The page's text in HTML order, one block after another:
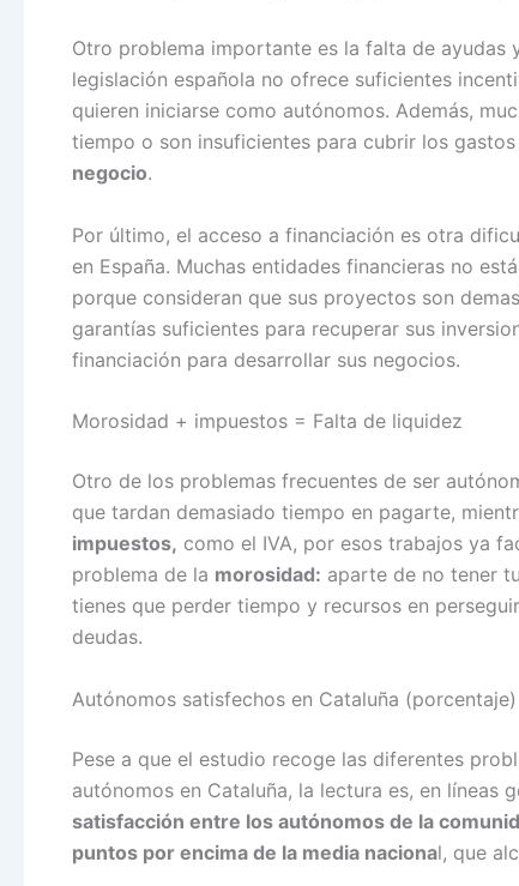
Otro problema importante es la falta de ayudas
legislación española no ofrece suficientes
quieren iniciarse como autónomos. Además,
tiempo o son insuficientes para cubrir los
negocio.
Por último, el acceso a financiación es otra
en España. Muchas entidades financieras no
porque consideran que sus proyectos son
garantías suficientes para recuperar sus
financiación para desarrollar sus negocios.
Morosidad + impuestos = Falta de liquidez
Otro de los problemas frecuentes de ser
que tardan demasiado tiempo en pagarte,
impuestos, como el IVA, por esos trabajos ya
problema de la morosidad: aparte de no tener
tienes que perder tiempo y recursos en
deudas.
Autónomos satisfechos en Cataluña (porcentaje)
Pese a que el estudio recoge las diferentes
autónomos en Cataluña, la lectura es, en líneas
satisfacción entre los autónomos de la
puntos por encima de la media nacional, que